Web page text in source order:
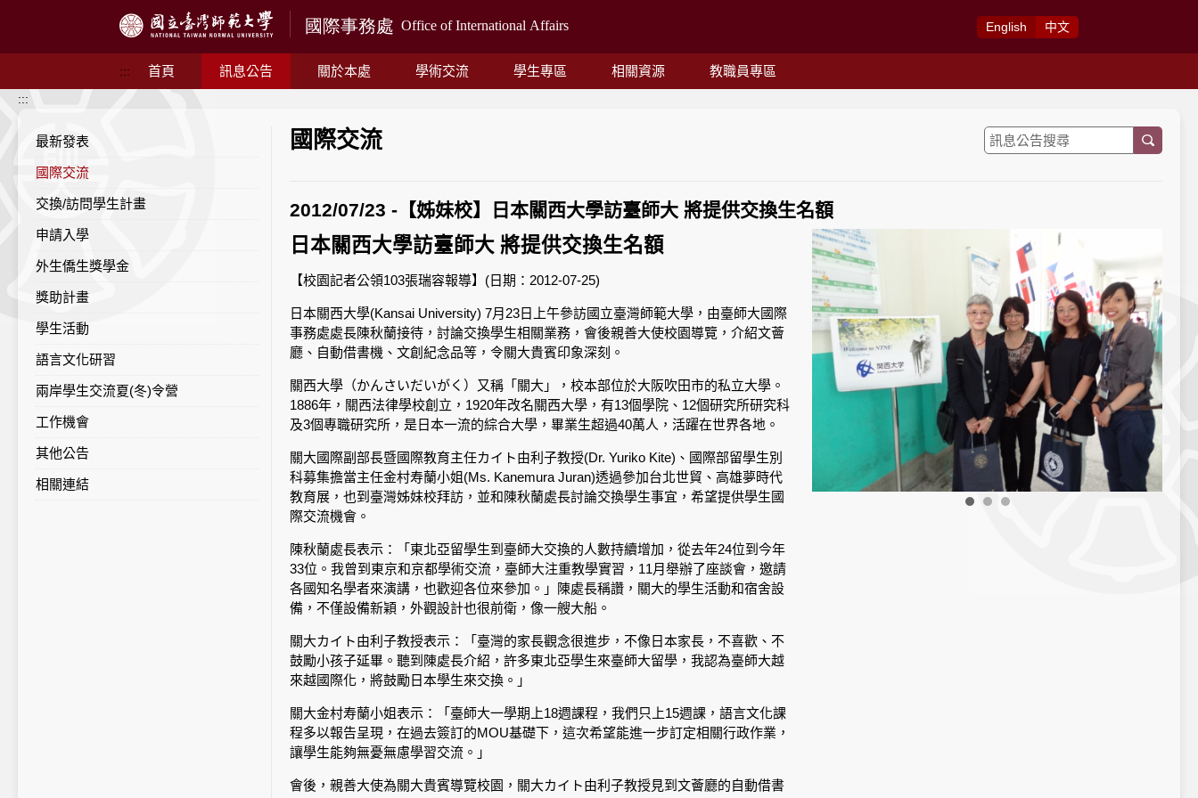
English 中文
::: 首頁 訊息公告 關於本處 學術交流 學生專區 相關資源 教職員專區
:::
最新發表
國際交流
交換/訪問學生計畫
申請入學
外生僑生獎學金
獎助計畫
學生活動
語言文化研習
兩岸學生交流夏(冬)令營
工作機會
其他公告
相關連結
國際交流
2012/07/23 -【姊妹校】日本關西大學訪臺師大 將提供交換生名額
日本關西大學訪臺師大 將提供交換生名額
【校園記者公領103張瑞容報導】(日期：2012-07-25)
日本關西大學(Kansai University) 7月23日上午參訪國立臺灣師範大學，由臺師大國際
事務處處長陳秋蘭接待，討論交換學生相關業務，會後親善大使校園導覽，介紹文薈
廳、自動借書機、文創紀念品等，令關大貴賓印象深刻。
關西大學（かんさいだいがく）又稱「關大」，校本部位於大阪吹田市的私立大學。
1886年，關西法律學校創立，1920年改名關西大學，有13個學院、12個研究所研究科
及3個專職研究所，是日本一流的綜合大學，畢業生超過40萬人，活躍在世界各地。
關大國際副部長暨國際教育主任カイト由利子教授(Dr. Yuriko Kite)、國際部留學生別
科募集擔當主任金村寿蘭小姐(Ms. Kanemura Juran)透過參加台北世貿、高雄夢時代
教育展，也到臺灣姊妹校拜訪，並和陳秋蘭處長討論交換學生事宜，希望提供學生國
際交流機會。
陳秋蘭處長表示：「東北亞留學生到臺師大交換的人數持續增加，從去年24位到今年
33位。我曾到東京和京都學術交流，臺師大注重教學實習，11月舉辦了座談會，邀請
各國知名學者來演講，也歡迎各位來參加。」陳處長稱讚，關大的學生活動和宿舍設
備，不僅設備新穎，外觀設計也很前衛，像一艘大船。
關大カイト由利子教授表示：「臺灣的家長觀念很進步，不像日本家長，不喜歡、不
鼓勵小孩子延畢。聽到陳處長介紹，許多東北亞學生來臺師大留學，我認為臺師大越
來越國際化，將鼓勵日本學生來交換。」
關大金村寿蘭小姐表示：「臺師大一學期上18週課程，我們只上15週課，語言文化課
程多以報告呈現，在過去簽訂的MOU基礎下，這次希望能進一步訂定相關行政作業，
讓學生能夠無憂無慮學習交流。」
會後，親善大使為關大貴賓導覽校園，關大カイト由利子教授見到文薈廳的自動借書